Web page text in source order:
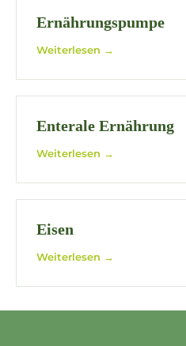
Ernährungspumpe
Weiterlesen →
Enterale Ernährung
Weiterlesen →
Eisen
Weiterlesen →